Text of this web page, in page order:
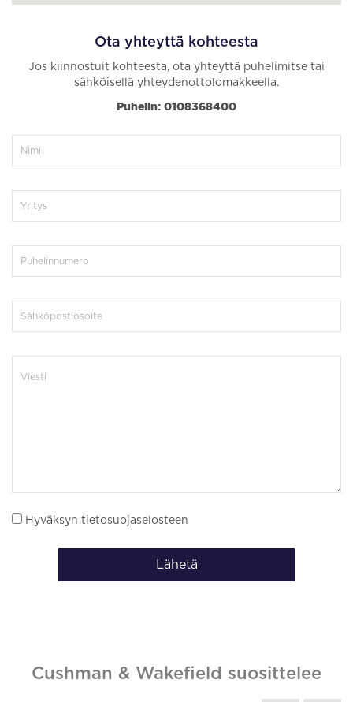
Ota yhteyttä kohteesta
Jos kiinnostuit kohteesta, ota yhteyttä puhelimitse tai
sähköisellä yhteydenottolomakkeella.
Puhelin: 0108368400
Hyväksyn tietosuojaselosteen
Lähetä
Cushman & Wakefield suosittelee